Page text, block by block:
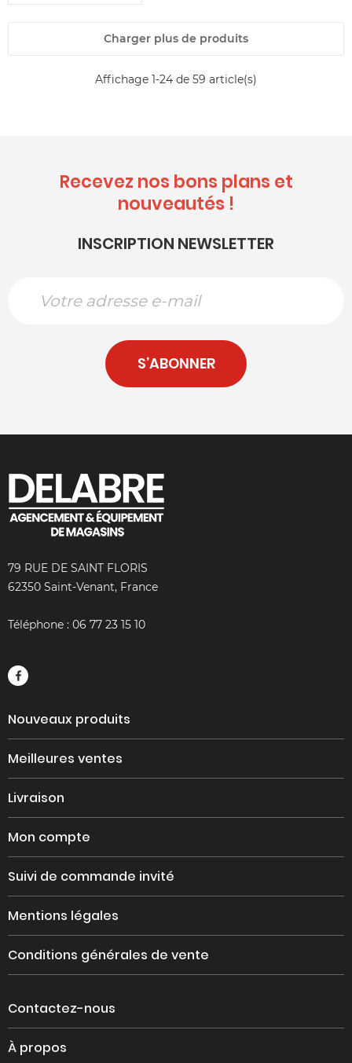
Charger plus de produits
Affichage 1-24 de 59 article(s)
Recevez nos bons plans et
nouveautés !
INSCRIPTION NEWSLETTER
S’ABONNER
79 RUE DE SAINT FLORIS
62350 Saint-Venant, France
Téléphone : 06 77 23 15 10
Nouveaux produits
Meilleures ventes
Livraison
Mon compte
Suivi de commande invité
Mentions légales
Conditions générales de vente
Contactez-nous
À propos